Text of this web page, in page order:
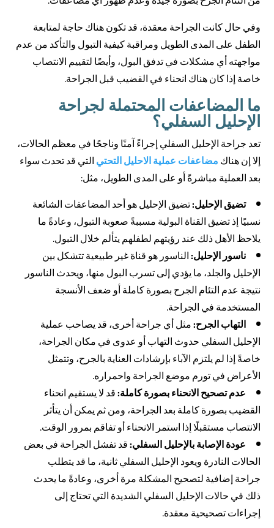
وفي حال كانت الجراحة معقدة، قد تكون هناك حاجة لمتابعة
الطفل على المدى الطويل ومراقبة كيفية التبول والتأكد من عدم
مواجهته أي مشكلات في تدفق البول، وأيضًا لتقييم الانتصاب
خاصة إذا كان هناك انحناء في القضيب قبل الجراحة.
ما المضاعفات المحتملة لجراحة
الإحليل السفلي؟
تعد جراحة الإحليل السفلي إجراءً آمنًا وناجحًا في معظم الحالات،
إلا إن هناكمضاعفات عملية الاحليل التحتيالتي قد تحدث سواء
بعد العملية مباشرةً أو على المدى الطويل، مثل:
تضيق الإحليل:تضيق الإحليل هو أحد المضاعفات الشائعة
نسبيًا إذ تضيق القناة البولية مسببةً صعوبة التبول، وعادةً ما
يلاحظ الأهل ذلك عند رؤيتهم لطفلهم يتألم خلال التبول.
ناسور الإحليل:الناسور هو قناة غير طبيعية تتشكل بين
الإحليل والجلد، ما يؤدي إلى تسرب البول منها، ويحدث الناسور
نتيجة عدم التئام الجرح بصورة كاملة أو ضعف الأنسجة
المستخدمة في الجراحة.
التهاب الجرح:مثل أي جراحة أخرى، قد يصاحب عملية
الإحليل السفلي حدوث التهاب أو عدوى في مكان الجراحة،
خاصةً إذا لم يلتزم الآباء بإرشادات العناية بالجرح، وتتمثل
الأعراض في تورم موضع الجراحة واحمراره.
عدم تصحيح الانحناء بصورة كاملة:قد لا يستقيم انحناء
القضيب بصورة كاملة بعد الجراحة، ومن ثم يمكن أن يتأثر
الانتصاب مستقبلًا إذا استمر الانحناء أو تفاقم بمرور الوقت.
عودة الإصابة بالإحليل السفلي:قد تفشل الجراحة في بعض
الحالات النادرة ويعود الإحليل السفلي ثانية، ما قد يتطلب
جراحة إضافية لتصحيح المشكلة مرة أخرى، وعادةً ما يحدث
ذلك في حالات الإحليل السفلي الشديدة التي تحتاج إلى
إجراءات تصحيحية معقدة.